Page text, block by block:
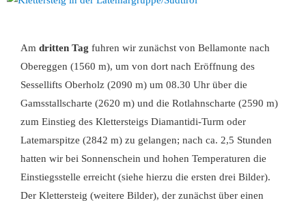
Am dritten Tag fuhren wir zunächst von Bellamonte nach
Obereggen (1560 m), um von dort nach Eröffnung des
Sessellifts Oberholz (2090 m) um 08.30 Uhr über die
Gamsstallscharte (2620 m) und die Rotlahnscharte (2590 m)
zum Einstieg des Klettersteigs Diamantidi-Turm oder
Latemarspitze (2842 m) zu gelangen; nach ca. 2,5 Stunden
hatten wir bei Sonnenschein und hohen Temperaturen die
Einstiegsstelle erreicht (siehe hierzu die ersten drei Bilder).
Der Klettersteig (weitere Bilder), der zunächst über einen